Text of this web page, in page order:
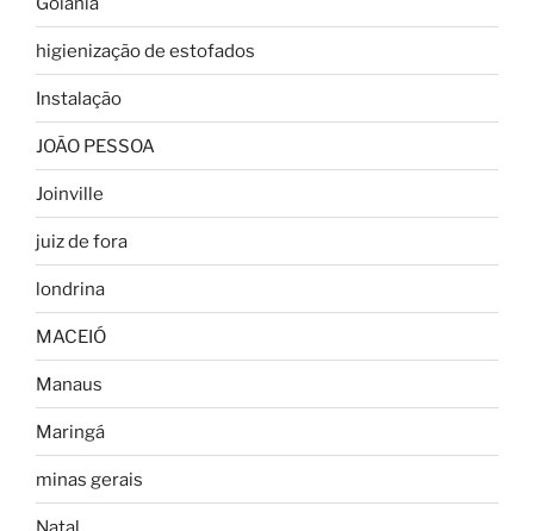
higienização de estofados
Instalação
JOÃO PESSOA
Joinville
juiz de fora
londrina
MACEIÓ
Manaus
Maringá
minas gerais